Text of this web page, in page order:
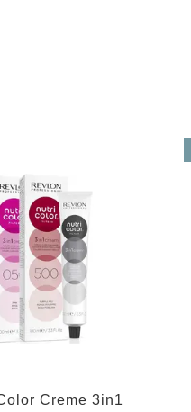
Creme 3in1